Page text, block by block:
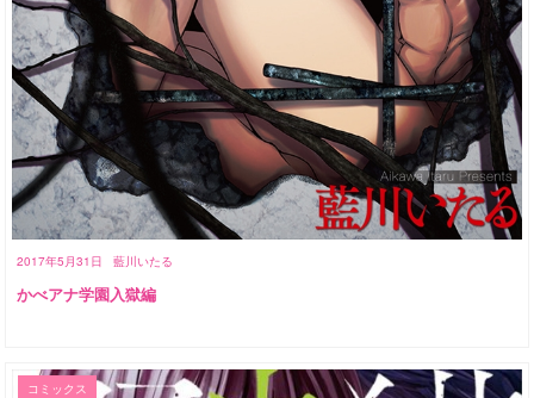
2017年5月31日 藍川いたる
かべアナ学園入獄編
コミックス